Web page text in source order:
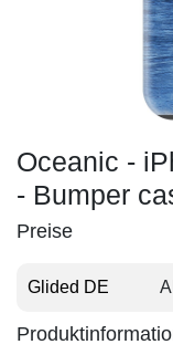
Oceanic -
- Bumper
Preise
Glided DE